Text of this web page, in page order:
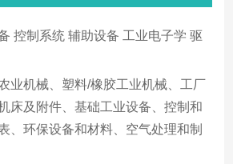
控制系统 辅助设备 工业电子学 驱
业机械、塑料/橡胶工业机械、工厂
床及附件、基础工业设备、控制和
、环保设备和材料、空气处理和制